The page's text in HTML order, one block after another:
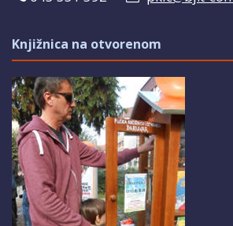
Knjižnica na otvorenom